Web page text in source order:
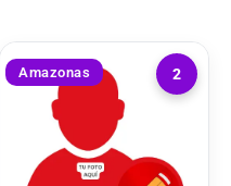
2
Amazonas